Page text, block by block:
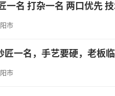
一名 打杂一名 两口优先
市
匠一名，手艺要硬，老板
市